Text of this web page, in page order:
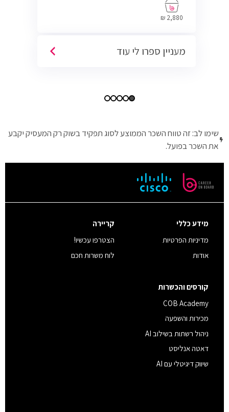
2,880 ₪
מעניין ספרו לי עוד
שימו לב: זה טווח השכר הממוצע לסוג תפקיד בשוק רק המעסיק יקבע
את השכר בפועל.
מידע כללי
מדיניות הפרטיות
אודות
קריירה
הצטרפו עכשיו!
לוח משרות חכם
קורסים והכשרות
COB Academy
מכירות והשפעה
ניהול רשתות בשילוב AI
דאטה אנליסט
שיווק דיגיטלי עם AI